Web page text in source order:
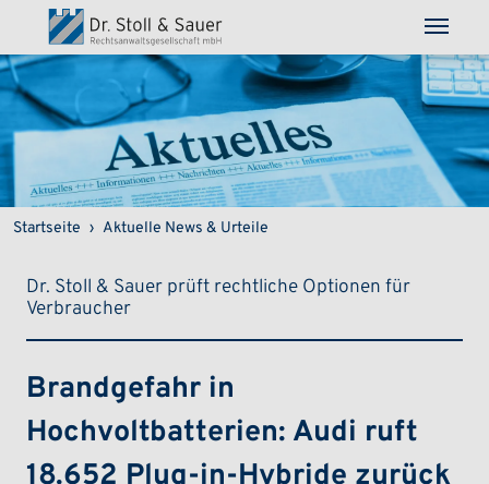
Direkt zum Inhalt
Pfadnavigation
Startseite Aktuelle News & Urteile
Dr. Stoll & Sauer prüft rechtliche Optionen für
Verbraucher
Brandgefahr in
Hochvoltbatterien: Audi ruft
18.652 Plug-in-Hybride zurück